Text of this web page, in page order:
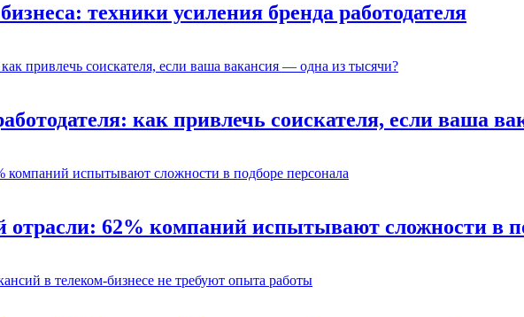
техники усиления бренда работодателя
как привлечь соискателя, если ваша
отрасли: 62% компаний испытывают сложности в